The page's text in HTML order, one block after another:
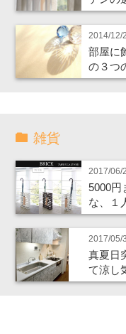
2014/12/
部屋に
の３つ
雑貨
2017/06/
5000円
な、１
2017/05/
真夏日
て涼し